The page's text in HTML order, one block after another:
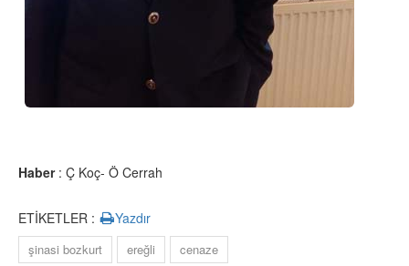
Haber: Ç Koç- Ö Cerrah
ETİKETLER : Yazdır
şinasi bozkurt ereğli cenaze